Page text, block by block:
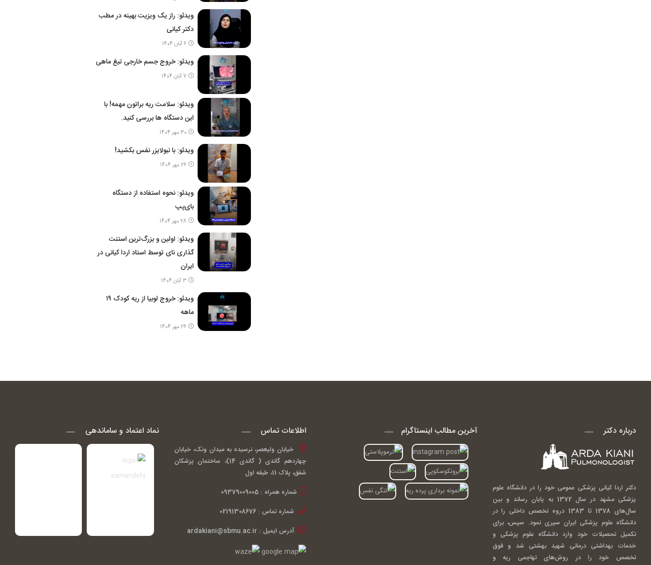
ویدئو: راز یک ویزیت بهینه در مطب
دکتر کیانی
6 آبان 1404
ویدئو: خروج جسم خارجی تیغ ماهی
7 آبان 1404
ویدئو: سلامت ریه براتون مهمه! با
این دستگاه ها بررسی کنید.
30 مهر 1404
ویدئو: با نبولایزر نفس بکشید!
26 مهر 1404
ویدئو: نحوه استفاده از دستگاه
بای‌پپ
28 مهر 1404
ویدئو: اولین و بزرگ‌ترین استنت
گذاری نای توسط استاد اردا کیانی در
ایران
3 آبان 1404
ویدئو: خروج لوبیا از ریه کودک ۱۹
ماهه
26 مهر 1404
درباره دکتر
دکتر اردا کیانی پزشکی عمومی خود را در دانشگاه علوم
پزشکی مشهد در سال 1372 به پایان رساند و بین
سال‌های 1378 تا 1383 دروه تخصص داخلی را در
دانشگاه علوم پزشکی ایران سپری نمود. سپس، برای
تکمیل تحصیلات خود وارد دانشگاه علوم پزشکی و
خدمات بهداشتی درمانی شهید بهشتی شد و فوق
تخصص خود را در روش‌های تهاجمی ریه و
آخرین مطالب اینستاگرام اطلاعات تماس
خیابان ولیعصر، نرسیده به میدان ونک، خیابان
چهاردهم گاندی ( گاندی 14)، ساختمان پزشکان
شفق، پلاک 11، طبقه اول
شماره همراه : 09379009005
شماره تماس : 02191308676
آدرس ایمیل : ardakiani@sbmu.ac.ir
نماد اعتماد و ساماندهی